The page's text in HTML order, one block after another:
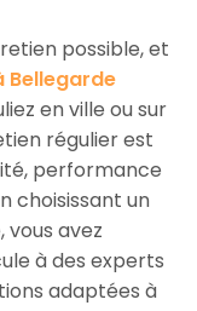
possible, et
Bellegarde
en ville ou sur
régulier est
performance
choisissant un
avez
à des experts
adaptées à